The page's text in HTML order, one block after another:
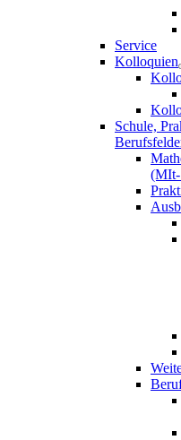
Service
Kolloquien
Schule,
(MIt-